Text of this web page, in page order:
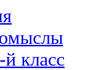
класс